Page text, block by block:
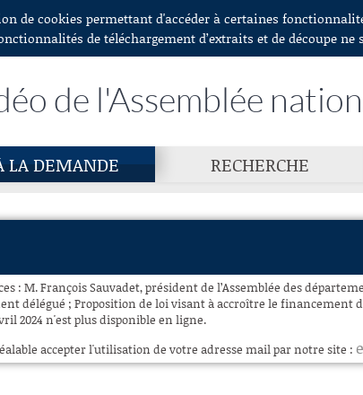
de cookies permettant d'accéder à certaines
de téléchargement d’extraits et de découpe ne
de l'Assemblée
LA DEMANDE RECHERCHE
: M. François Sauvadet, président de l’Assemblée des
délégué ; Proposition de loi visant à accroître le financement
2024 n'est plus disponible en ligne.
accepter l'utilisation de votre adresse mail par notre site :